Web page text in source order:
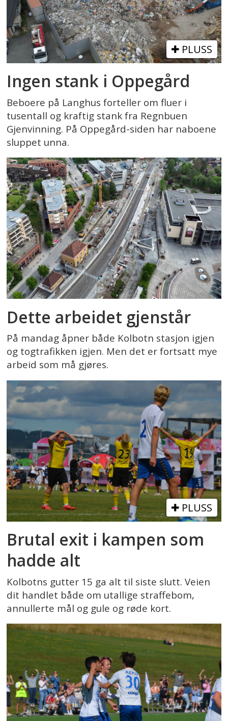
PLUSS
Ingen stank i Oppegård
Beboere på Langhus forteller om fluer i
tusentall og kraftig stank fra Regnbuen
Gjenvinning. På Oppegård-siden har naboene
sluppet unna.
Dette arbeidet gjenstår
På mandag åpner både Kolbotn stasjon igjen
og togtrafikken igjen. Men det er fortsatt mye
arbeid som må gjøres.
PLUSS
Brutal exit i kampen som
hadde alt
Kolbotns gutter 15 ga alt til siste slutt. Veien
dit handlet både om utallige straffebom,
annullerte mål og gule og røde kort.